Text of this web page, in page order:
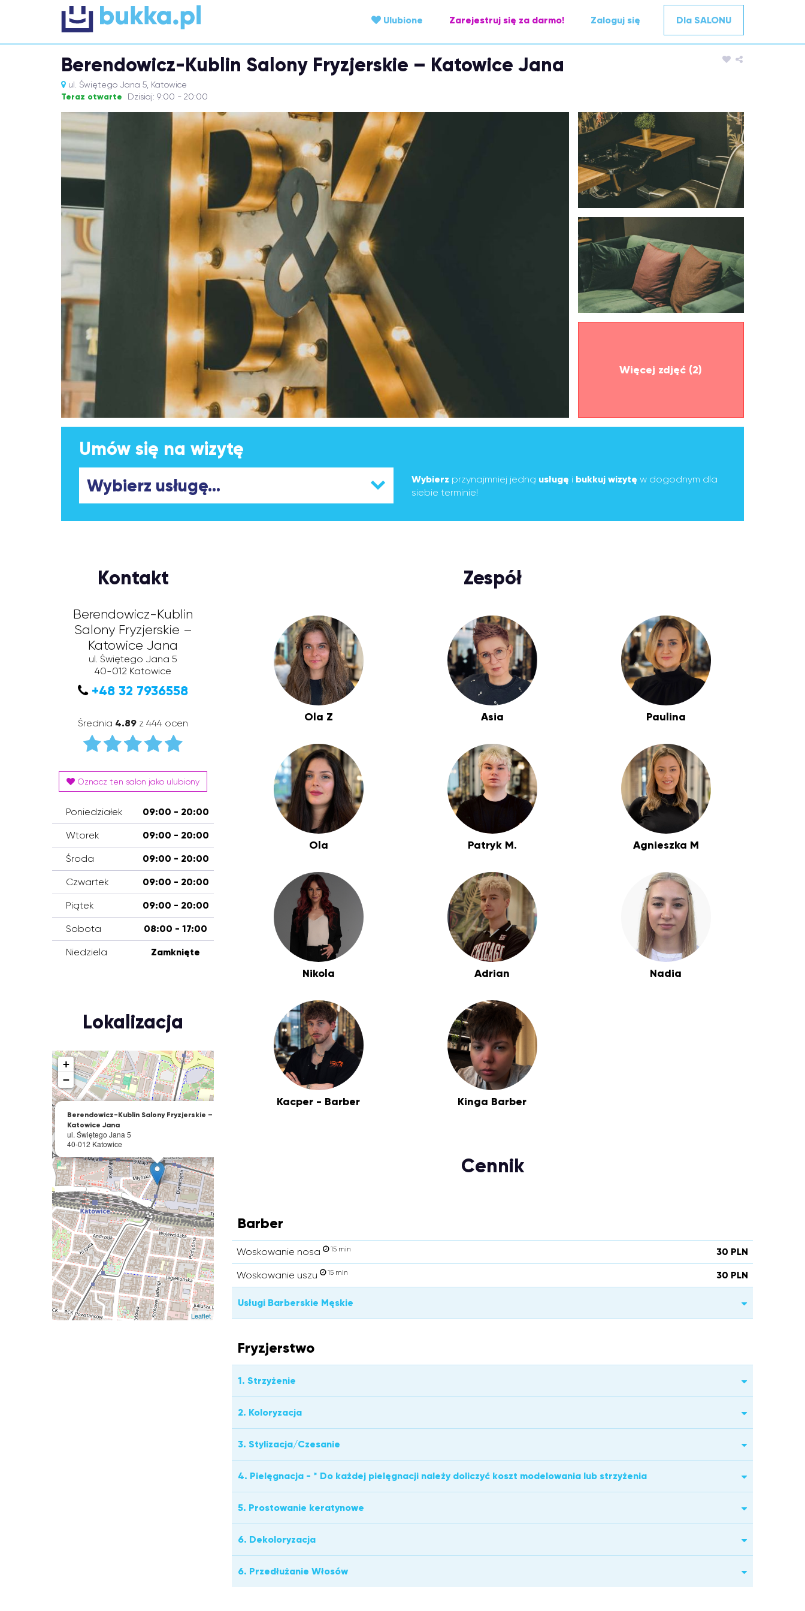
Ulubione Zarejestruj się za darmo! Zaloguj się Dla SALONU
Berendowicz-Kublin Salony Fryzjerskie – Katowice Jana
ul. Świętego Jana 5, Katowice
Teraz otwarte Dzisiaj: 9:00 - 20:00
Więcej zdjęć (2)
Umów się na wizytę
Wybierz przynajmniej jedną usługę i bukkuj wizytę w dogodnym dla
siebie terminie!
Kontakt
Berendowicz-Kublin
Salony Fryzjerskie –
Katowice Jana
ul. Świętego Jana 5
40-012 Katowice
+48 32 7936558
Średnia 4.89 z 444 ocen
Oznacz ten salon jako ulubiony
Poniedziałek 09:00 - 20:00
Wtorek 09:00 - 20:00
Środa 09:00 - 20:00
Czwartek 09:00 - 20:00
Piątek 09:00 - 20:00
Sobota 08:00 - 17:00
Niedziela Zamknięte
Lokalizacja
Berendowicz-Kublin Salony Fryzjerskie –
Katowice Jana
ul. Świętego Jana 5
40-012 Katowice
+
−
Leaflet
Zespół
Ola Z Asia Paulina
Ola Patryk M. Agnieszka M
Nikola Adrian Nadia
Kacper - Barber Kinga Barber
Cennik
Barber
Woskowanie nosa 15 min 30 PLN
Woskowanie uszu 15 min 30 PLN
Usługi Barberskie Męskie
Fryzjerstwo
1. Strzyżenie
2. Koloryzacja
3. Stylizacja/Czesanie
4. Pielęgnacja - * Do każdej pielęgnacji należy doliczyć koszt modelowania lub strzyżenia
5. Prostowanie keratynowe
6. Dekoloryzacja
6. Przedłużanie Włosów